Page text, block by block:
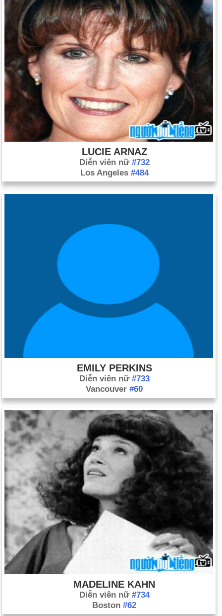
ở tuổi 83.
Ngày 22-12 năm 2001:Hamid Karzai tuyên thệ nhậm chức
tổng thống Afghanistan.
Ngày 22-12 năm 2010:Tổng thống Obama chính thức bãi bỏ
chính sách quân sự "Đừng hỏi, đừng nói".
LUCIE ARNAZ
Diễn viên nữ #732
Los Angeles #484
EMILY PERKINS
Diễn viên nữ #733
Vancouver #60
MADELINE KAHN
Diễn viên nữ #734
Boston #62